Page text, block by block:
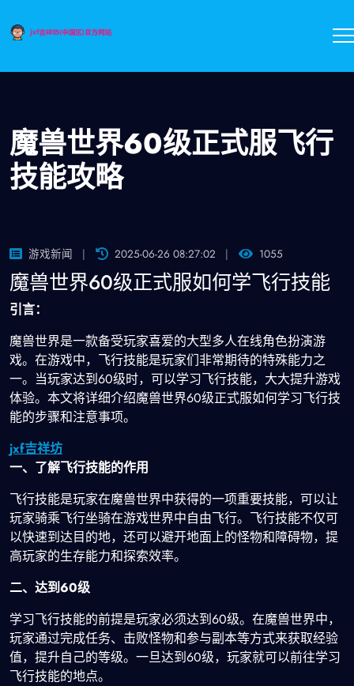
魔兽世界60级正式服飞行
技能攻略
游戏新闻 2025-06-26 08:27:02 1055
魔兽世界60级正式服如何学飞行技能
引言：
魔兽世界是一款备受玩家喜爱的大型多人在线角色扮演游
戏。在游戏中，飞行技能是玩家们非常期待的特殊能力之
一。当玩家达到60级时，可以学习飞行技能，大大提升游戏
体验。本文将详细介绍魔兽世界60级正式服如何学习飞行技
能的步骤和注意事项。
jxf吉祥坊
一、了解飞行技能的作用
飞行技能是玩家在魔兽世界中获得的一项重要技能，可以让
玩家骑乘飞行坐骑在游戏世界中自由飞行。飞行技能不仅可
以快速到达目的地，还可以避开地面上的怪物和障碍物，提
高玩家的生存能力和探索效率。
二、达到60级
学习飞行技能的前提是玩家必须达到60级。在魔兽世界中，
玩家通过完成任务、击败怪物和参与副本等方式来获取经验
值，提升自己的等级。一旦达到60级，玩家就可以前往学习
飞行技能的地点。